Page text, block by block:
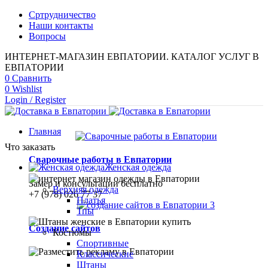
Сртрудничество
Наши контакты
Вопросы
ИНТЕРНЕТ-МАГАЗИН ЕВПАТОРИИ. КАТАЛОГ УСЛУГ В
ЕВПАТОРИИ
0 Сравнить
0 Wishlist
Login / Register
Главная
Сварочные работы в Евпатории
Замер и консультации бесплатно
+7 (978) 026 77 37
Создание сайтов
Что заказать
Женская одежда
Верхняя одежда
Платья
Тпы
Костюмы
Спортивные
Классические
Штаны